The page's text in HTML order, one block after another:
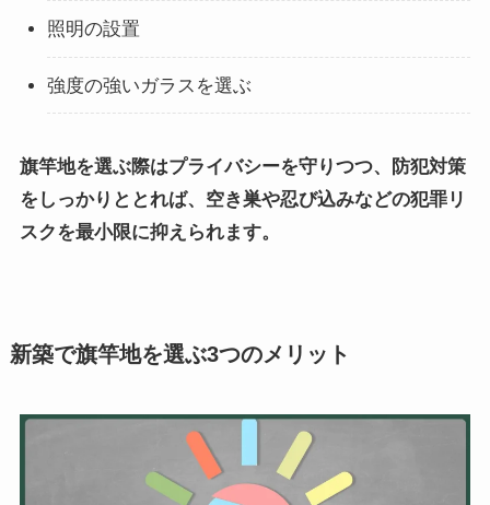
照明の設置
強度の強いガラスを選ぶ
旗竿地を選ぶ際はプライバシーを守りつつ、防犯対策
をしっかりととれば、空き巣や忍び込みなどの犯罪リ
スクを最小限に抑えられます。
新築で旗竿地を選ぶ3つのメリット